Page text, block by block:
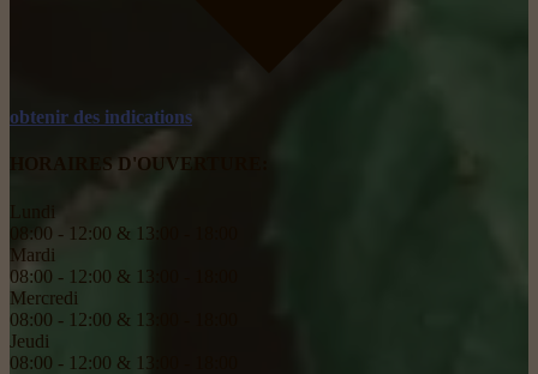
obtenir des indications
HORAIRES D'OUVERTURE:
08:00 - 12:00 & 13:00 - 18:00
Mardi
08:00 - 12:00 & 13:00 - 18:00
Mercredi
08:00 - 12:00 & 13:00 - 18:00
Jeudi
08:00 - 12:00 & 13:00 - 18:00